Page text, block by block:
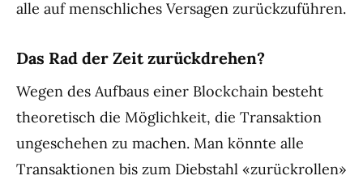
alle auf menschliches Versagen zurückzuführen.
Das Rad der Zeit zurückdrehen?
Wegen des Aufbaus einer Blockchain besteht
theoretisch die Möglichkeit, die Transaktion
ungeschehen zu machen. Man könnte alle
Transaktionen bis zum Diebstahl «zurückrollen»